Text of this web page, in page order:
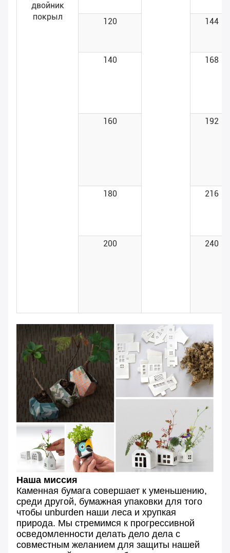
двойник
покрыл
120 144
140 168
160 192
180 216
200 240
Наша миссия
Каменная бумага совершает к уменьшению,
среди другой, бумажная упаковки для того
чтобы unburden наши леса и хрупкая
природа. Мы стремимся к прогрессивной
осведомленности делать дело дела с
совместным желанием для защиты нашей